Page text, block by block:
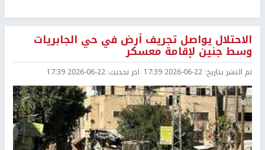
الاحتلال يواصل تجريف أرض في حي الجابريات
وسط جنين لإقامة معسكر
تم النشر بتاريخ: 2026-06-22 17:39 اخر تحديث: 2026-06-22 17:39